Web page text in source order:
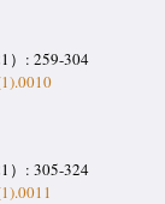
）: 259-304
）: 305-324